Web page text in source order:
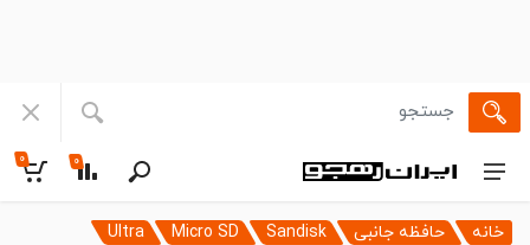
۰ ۰
خانه حافظه جانبی Sandisk
Micro SD
Ultra